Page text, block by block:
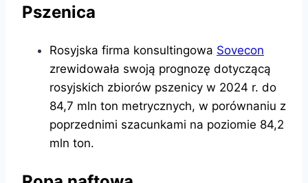
Pszenica
Rosyjska firma konsultingowa Sovecon
zrewidowała swoją prognozę dotyczącą
rosyjskich zbiorów pszenicy w 2024 r. do
84,7 mln ton metrycznych, w porównaniu z
poprzednimi szacunkami na poziomie 84,2
mln ton.